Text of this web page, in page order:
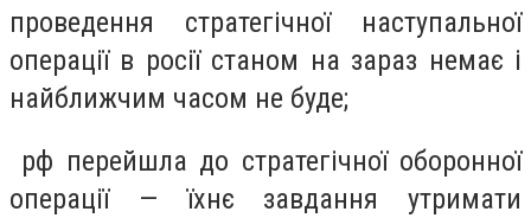
проведення стратегічної наступальної
операції в росії станом на зараз немає і
найближчим часом не буде;
рф перейшла до стратегічної оборонної
операції — їхнє завдання утримати